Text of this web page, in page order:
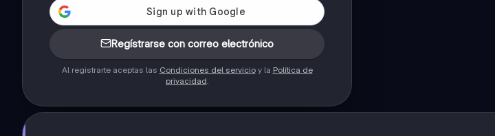
Regístrarse con correo electrónico
Al registrarte aceptas las Condiciones del servicioy la Política de
privacidad.